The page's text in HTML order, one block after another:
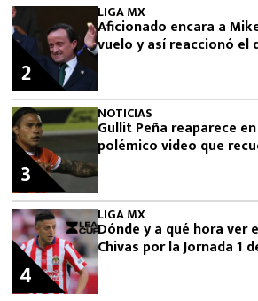
LIGA MX
Aficionado encara a
vuelo y así reaccionó el
2
NOTICIAS
Gullit Peña reaparece
polémico video que
3
LIGA MX
Dónde y a qué hora ver
Chivas por la Jornada 1
4